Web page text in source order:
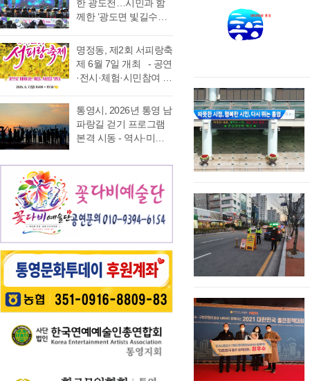
족함을 질책하…
분석한 결과, 본격적인
조업이 시작되는 봄철
운항이 지속적으로 발
생했으며, 특히 여름철
적발 …
온 질문의 답을 찾기 위
해 길을 나선다. 이번 여
다. 역사와 예술을 만나
고, 그 속에서 통영의 내
일을 그려 보기 위한 작
다. 2026년 7월 17일,
아침 여덟 시. 무전동
열방교회 앞에는 두 대
의 버스가 숨고르기를
는 9월 19일 개최하는
를 모집한다. ‘윤이상
동요제’는 통영국제음
악재단이 세계적인 작
악적 유산을 계승하고
자 시작한 사업으로, 어
린이들에게 음악 교육
동요를 보급하기 위해
있다. 윤이상 선생은 현
대음악의 거장으로 널
리 알려져 있지만, 해방
한 광도천…시민과 함
께한 ‘광도면 빛길수국
정취가 절정에 이른 6월
20일 통영시 광도면(면
장 노승욱) 광도천 일원
에서는 형형색색의 수
많은 시민과 관광객이
찾은 「광도면 빛길수
국축제」가 성황리에
라 만개한 수국길은 동
심의 세계를 느끼게 하
고 연인은 물론 가족들
과 나들이 나온 이들의
미소함께 발길을 사로
빛, 하늘빛 수국이 어우
러진 산책로는 곳곳이
사진 명소로 변하며 꽃
길을 걷는 이들의 웃음
소리가…
명정동, 제2회 서피랑축
제 6월 7일 개최 - 공연
·전시·체험·시민참여 프
사 마련 명정동주민자
치위원회(위원장 이진
숙)가 주최·주관하는
까지 서피랑공원 일대
에서 개최된다. 이번 축
제는 통영시, 명정동, 명
정동자생단체가 후원하
고 지역 주민과 관광객
이 함께 어울려 서피랑
의 매력을 즐길 수 있는
주민 참여형 축제로 구
성한다는 계획이다. 행
사에서는 길놀이를 시
작으로 충렬초등학교
학생들의 우쿨렐레 발
표공연과 명정동 주민
통영시, 2026년 통영 남
파랑길 걷기 프로그램
본격 시동 - 역사·미식·
영 고유의 차별화된 테
영시는 한려수도의 수
려한 비경과 풍부한 역
사·문화자원을 결합한
해 2026년 통영 남파랑
길 걷기 프로그램을 본
격 운영한다고 밝혔다.
이번 사업은 남파랑길
통영 구간(14~15코스,
력을 널리 알리고 도보
여행 활성화를 도모하
기 위해 추진된다. 통영